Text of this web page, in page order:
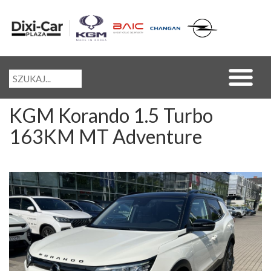
KGM Korando 1.5 Turbo
163KM MT Adventure